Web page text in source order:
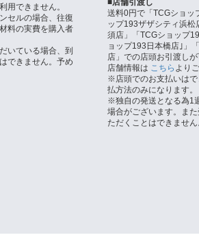
用できません。
セルの場合、往復
料の実費を購入者
いている場合、到
できません。予め
■店舗引渡し
送料0円で「TCGショッ
ップ193ザザシティ浜
須店」「TCGショップ
ョップ193日本橋店｣」
店」での店頭お引渡し
店舗情報は こちら より
※店頭でのお支払いは
払方法のみになります。
※独自の発送となる為1
場合がございます。ま
ただくことはできませ